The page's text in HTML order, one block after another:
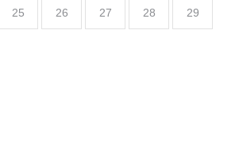
25 26 27 28 29